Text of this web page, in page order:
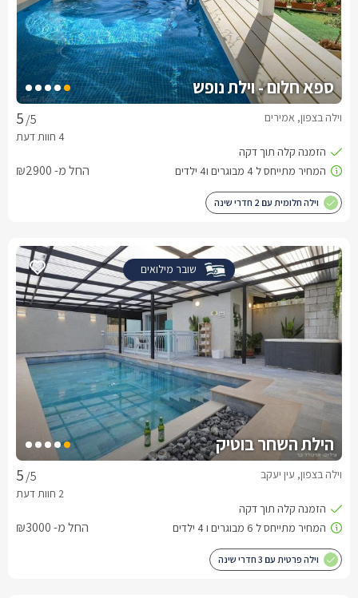
ספא חלום - וילת נופש
/5 וילה בצפון, אמירים
החל מ- ₪2900
וילה חלומית עם 2 חדרי שינה
שובר מילואים
הילת השחר בוטיק
/5 וילה בצפון, עין יעקב
החל מ- ₪3000
וילה פרטית עם 3 חדרי שינה